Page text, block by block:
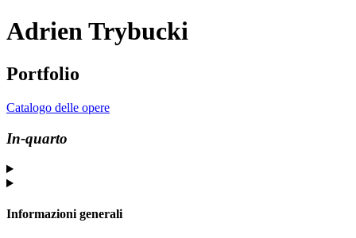
AdrienTrybucki
Portfolio
Catalogo delle opere
In-quarto
Informazioni generali